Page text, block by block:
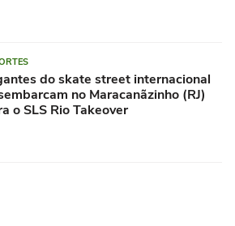
do skate street internacional
no Maracanãzinho (RJ)
o SLS Rio Takeover